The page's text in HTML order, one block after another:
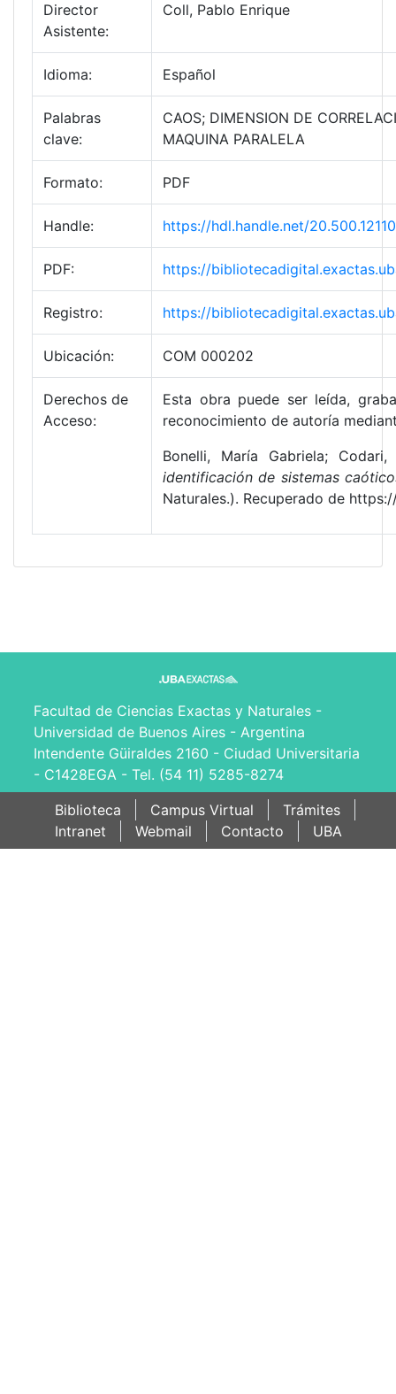
Director
Asistente:
Coll, Pablo Enrique
Idioma: Español
Palabras
clave:
CAOS; DIMENSION DE
MAQUINA PARALELA
Formato: PDF
Handle: https://hdl.handle.net/
PDF: https://
Registro: https://
Ubicación: COM 000202
Derechos de
Acceso:
Esta obra puede ser leída,
reconocimiento de autoría
Bonelli, María Gabriela;
identificación de sistemas
Naturales.). Recuperado de
Facultad de Ciencias Exactas y Naturales -
Universidad de Buenos Aires - Argentina
Intendente Güiraldes 2160 - Ciudad Universitaria
- C1428EGA - Tel. (54 11) 5285-8274
Biblioteca
Campus Virtual
Trámites
Intranet
Webmail Contacto UBA